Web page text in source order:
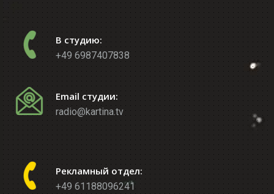
В студию:
+49 6987407838
Email студии:
radio@kartina.tv
Рекламный отдел:
+49 61188096241